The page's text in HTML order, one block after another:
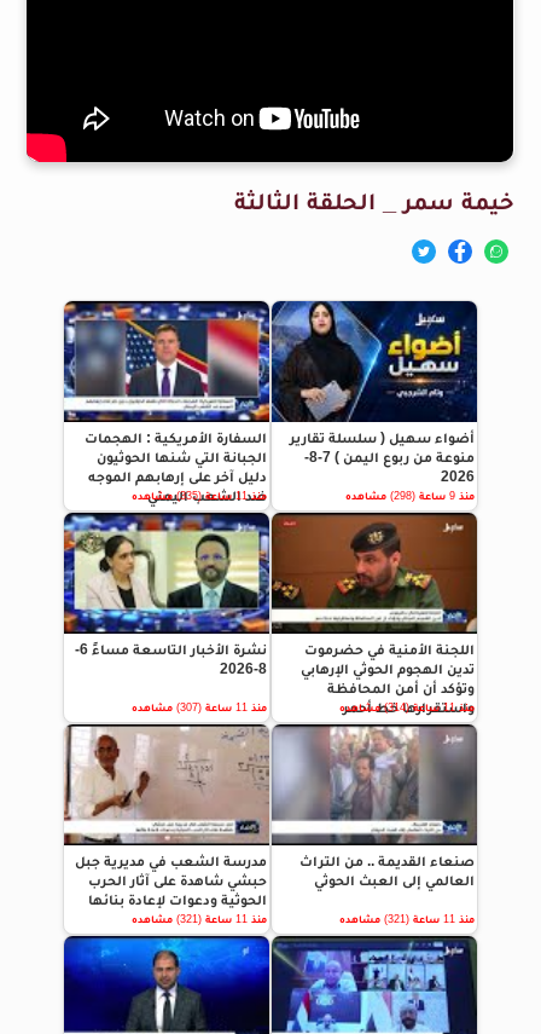
خيمة سمر _ الحلقة الثالثة
أضواء سهيل ( سلسلة تقارير
منوعة من ربوع اليمن ) 7-8-
2026
منذ 9 ساعة (298) مشاهده
السفارة الأمريكية : الهجمات
الجبانة التي شنها الحوثيون
دليل آخر على إرهابهم الموجه
ضد الشعب اليمني
منذ 11 ساعة (335) مشاهده
اللجنة الأمنية في حضرموت
تدين الهجوم الحوثي الإرهابي
وتؤكد أن أمن المحافظة
واستقرارها خط أحمر
منذ 11 ساعة (314) مشاهده
نشرة الأخبار التاسعة مساءً 6-
8-2026
منذ 11 ساعة (307) مشاهده
صنعاء القديمة .. من التراث
العالمي إلى العبث الحوثي
منذ 11 ساعة (321) مشاهده
مدرسة الشعب في مديرية جبل
حبشي شاهدة على آثار الحرب
الحوثية ودعوات لإعادة بنائها
منذ 11 ساعة (321) مشاهده